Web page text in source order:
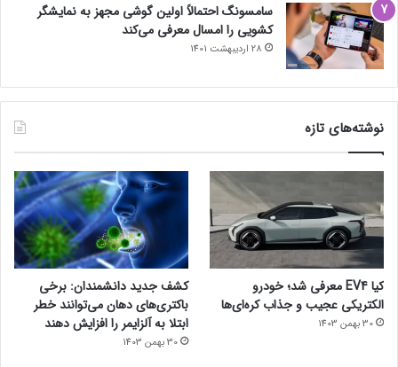
سامسونگ احتمالاً اولین گوشی مجهز به نمایشگر
کشویی را امسال معرفی می‌کند
28 اردیبهشت 1401
نوشته‌های تازه
کیا EV4 معرفی شد؛ خودرو
الکتریکی عجیب و جذاب کره‌ای‌ها
30 بهمن 1403
کشف جدید دانشمندان: برخی
باکتری‌های دهان می‌توانند خطر
ابتلا به آلزایمر را افزایش دهند
30 بهمن 1403